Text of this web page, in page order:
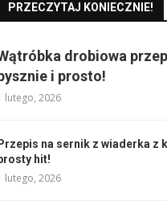
PRZECZYTAJ KONIECZNIE!
drobiowa
i prosto!
lutego, 2026
Przepis na sernik z wiaderka z
hit!
lutego, 2026